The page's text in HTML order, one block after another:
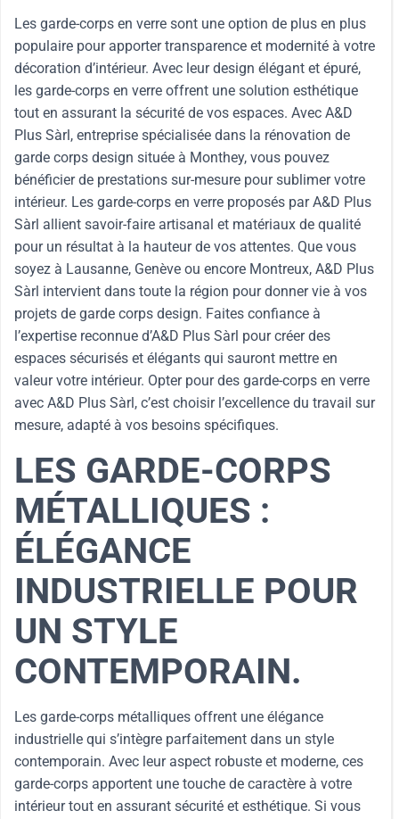
Les garde-corps en verre sont une option de plus en plus
populaire pour apporter transparence et modernité à votre
décoration d’intérieur. Avec leur design élégant et épuré,
les garde-corps en verre offrent une solution esthétique
tout en assurant la sécurité de vos espaces. Avec A&D
Plus Sàrl, entreprise spécialisée dans la rénovation de
garde corps design située à Monthey, vous pouvez
bénéficier de prestations sur-mesure pour sublimer votre
intérieur. Les garde-corps en verre proposés par A&D Plus
Sàrl allient savoir-faire artisanal et matériaux de qualité
pour un résultat à la hauteur de vos attentes. Que vous
soyez à Lausanne, Genève ou encore Montreux, A&D Plus
Sàrl intervient dans toute la région pour donner vie à vos
projets de garde corps design. Faites confiance à
l’expertise reconnue d’A&D Plus Sàrl pour créer des
espaces sécurisés et élégants qui sauront mettre en
valeur votre intérieur. Opter pour des garde-corps en verre
avec A&D Plus Sàrl, c’est choisir l’excellence du travail sur
mesure, adapté à vos besoins spécifiques.
LES GARDE-CORPS
MÉTALLIQUES :
ÉLÉGANCE
INDUSTRIELLE POUR
UN STYLE
CONTEMPORAIN.
Les garde-corps métalliques offrent une élégance
industrielle qui s’intègre parfaitement dans un style
contemporain. Avec leur aspect robuste et moderne, ces
garde-corps apportent une touche de caractère à votre
intérieur tout en assurant sécurité et esthétique. Si vous